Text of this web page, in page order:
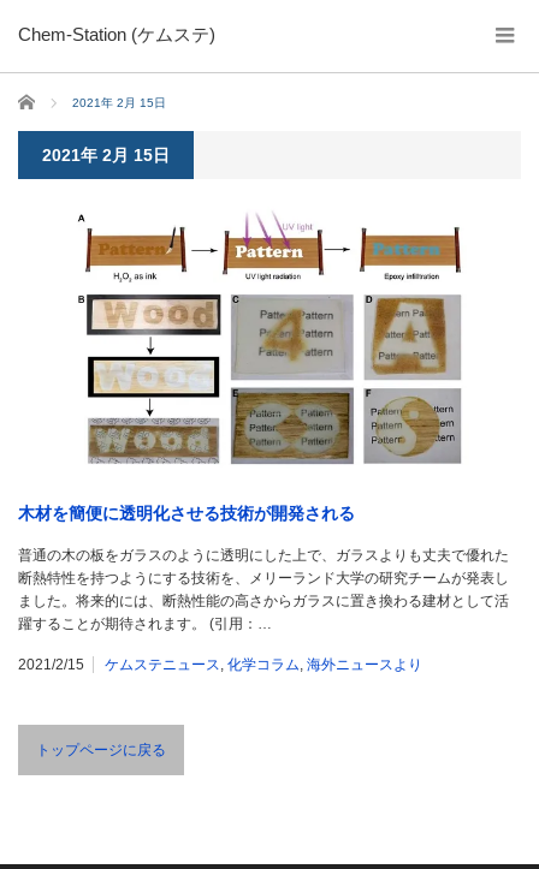
Chem-Station (ケムステ)
ホーム 2021年 2月 15日
2021年 2月 15日
木材を簡便に透明化させる技術が開発される
普通の木の板をガラスのように透明にした上で、ガラスよりも丈夫で優れた
断熱特性を持つようにする技術を、メリーランド大学の研究チームが発表し
ました。将来的には、断熱性能の高さからガラスに置き換わる建材として活
躍することが期待されます。 (引用：…
2021/2/15 ケムステニュース, 化学コラム, 海外ニュースより
トップページに戻る